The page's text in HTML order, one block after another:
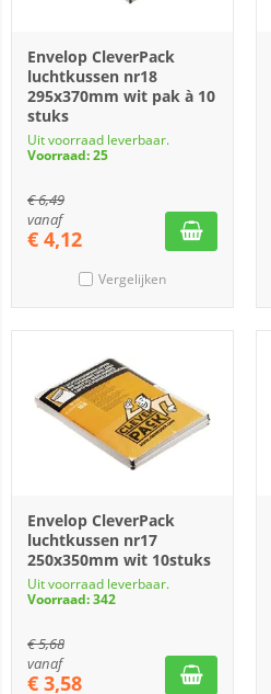
Envelop CleverPack
luchtkussen nr18
295x370mm wit pak à 10
stuks
Uit voorraad leverbaar.
Voorraad: 25
€6,49
vanaf
€ 4,12
Vergelijken
Envelop CleverPack
luchtkussen nr17
250x350mm wit 10stuks
Uit voorraad leverbaar.
Voorraad: 342
€5,68
vanaf
€ 3,58